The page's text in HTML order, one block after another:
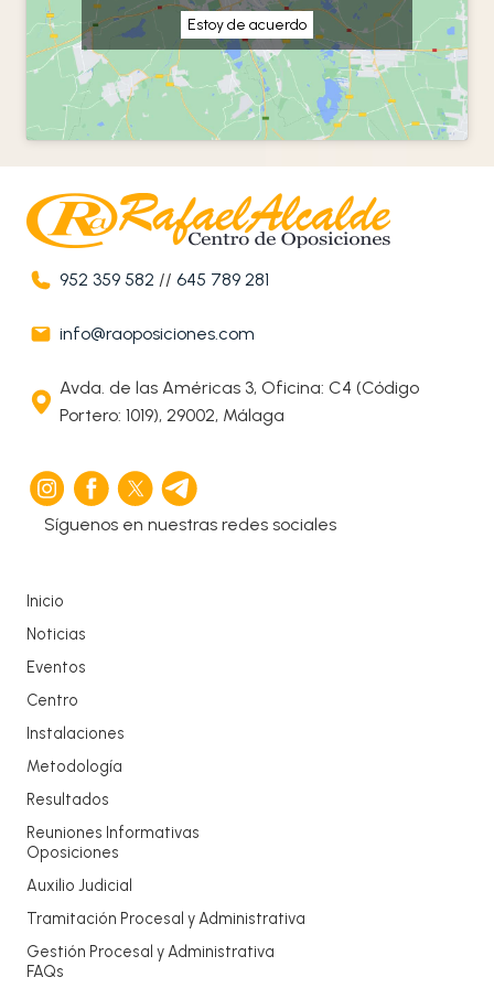
Estoy de acuerdo
952 359 582 //645 789 281
info@raoposiciones.com
Avda. de las Américas 3, Oficina: C4 (Código
Portero: 1019), 29002, Málaga
Síguenos en nuestras redes sociales
Inicio
Noticias
Eventos
Centro
Instalaciones
Metodología
Resultados
Reuniones Informativas
Oposiciones
Auxilio Judicial
Tramitación Procesal y Administrativa
Gestión Procesal y Administrativa
FAQs